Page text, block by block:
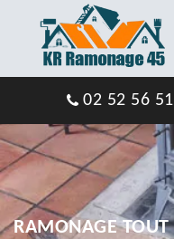
02 52 56
RAMONAGE TOUT